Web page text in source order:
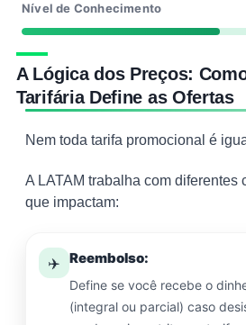
Nível de Conhecimento
A Lógica dos Preços:
Tarifária Define as Ofertas
Nem toda tarifa promocional é
A LATAM trabalha com diferentes
que impactam:
✈️ Reembolso:
Define se você recebe o
(integral ou parcial) caso